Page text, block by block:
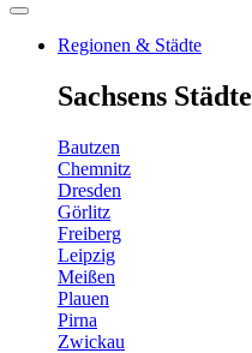
Regionen & Städte
Sachsens Städte
Bautzen
Chemnitz
Dresden
Görlitz
Freiberg
Leipzig
Meißen
Plauen
Pirna
Zwickau